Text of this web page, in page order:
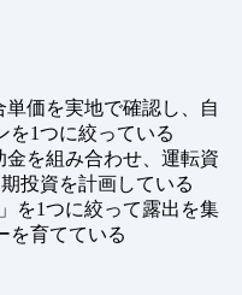
価を実地で確認し、自
を1つに絞っている
を組み合わせ、運転資
投資を計画している
を1つに絞って露出を集
を育てている